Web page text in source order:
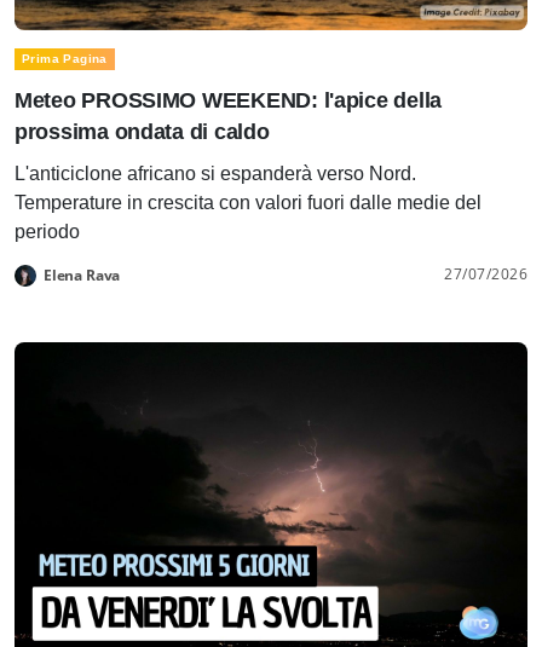
Prima Pagina
Meteo PROSSIMO WEEKEND: l'apice della
prossima ondata di caldo
L'anticiclone africano si espanderà verso Nord.
Temperature in crescita con valori fuori dalle medie del
periodo
Elena Rava 27/07/2026